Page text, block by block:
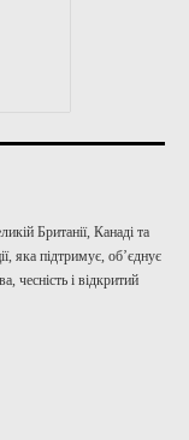
Британії, Канаді та
підтримує, об’єднує
чесність і відкритий